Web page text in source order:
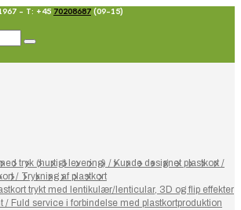
- T: +45 70208687 (09-15)
tryk (hurtigt levering) / Kunde designet plastkort /
/ Trykning af plastkort
trykt med lentikulær/lenticular, 3D og flip effekter
/ Fuld service i forbindelse med plastkortproduktion